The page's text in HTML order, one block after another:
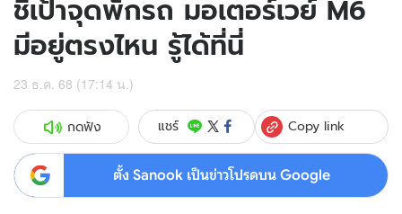
ชี้เป้าจุดพักรถ มอเตอร์เวย์ M6
มีอยู่ตรงไหน รู้ได้ที่นี่
23 ธ.ค. 68 (17:14 น.)
กดฟัง แชร์ Copy link
ตั้ง Sanook เป็นข่าวโปรดบน Google